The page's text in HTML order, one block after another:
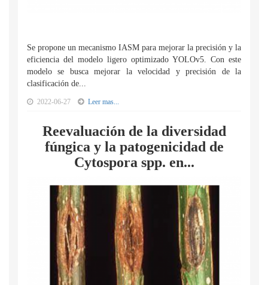
Se propone un mecanismo IASM para mejorar la precisión y la
eficiencia del modelo ligero optimizado YOLOv5. Con este
modelo se busca mejorar la velocidad y precisión de la
clasificación de...
2022-06-27 Leer mas...
Reevaluación de la diversidad
fúngica y la patogenicidad de
Cytospora spp. en...